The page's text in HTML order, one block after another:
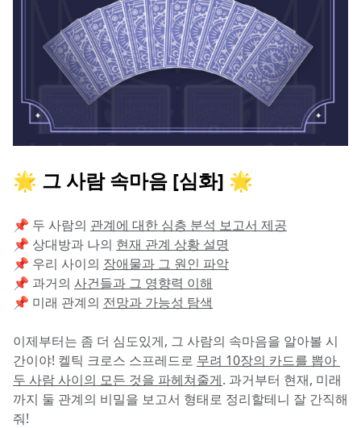
🌟 그 사람 속마음 [심화] 🌟
📌 두 사람의 관계에 대한 심층 분석 보고서 제공
📌 상대방과 나의 현재 관계 상황 설명
📌 우리 사이의 장애물과 그 원인 파악
📌 과거의 사건들과 그 영향력 이해
📌 미래 관계의 전망과 가능성 탐색
이제부터는 좀 더 심도있게, 그 사람의 속마음을 알아볼 시
간이야! 켈틱 크로스 스프레드로 무려 10장의 카드를 뽑아
두 사람 사이의 모든 것을 파헤쳐줄게. 과거부터 현재, 미래
까지 둘 관계의 비밀을 보고서 형태로 정리할테니 잘 간직해
줘!